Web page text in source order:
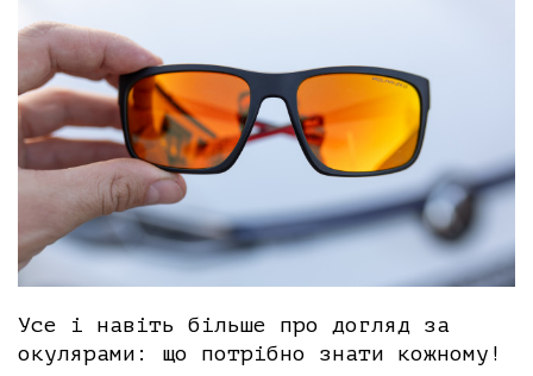
Усе і навіть більше про догляд за
окулярами: що потрібно знати кожному!